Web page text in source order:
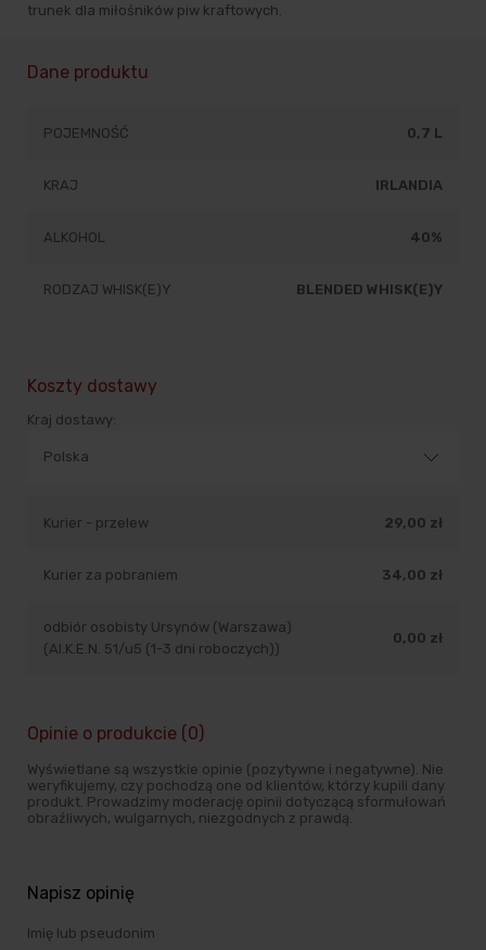
trunek dla miłośników piw kraftowych.
Dane produktu
POJEMNOŚĆ 0,7 L
KRAJ IRLANDIA
ALKOHOL 40%
RODZAJ WHISK(E)Y BLENDED WHISK(E)Y
Koszty dostawy
Kraj dostawy:
Kurier - przelew 29,00 zł
Kurier za pobraniem 34,00 zł
odbiór osobisty Ursynów (Warszawa)
(Al.K.E.N. 51/u5 (1-3 dni roboczych))
0,00 zł
Opinie o produkcie (0)
Wyświetlane są wszystkie opinie (pozytywne i negatywne). Nie
weryfikujemy, czy pochodzą one od klientów, którzy kupili dany
produkt. Prowadzimy moderację opinii dotyczącą sformułowań
obraźliwych, wulgarnych, niezgodnych z prawdą.
Napisz opinię
Imię lub pseudonim